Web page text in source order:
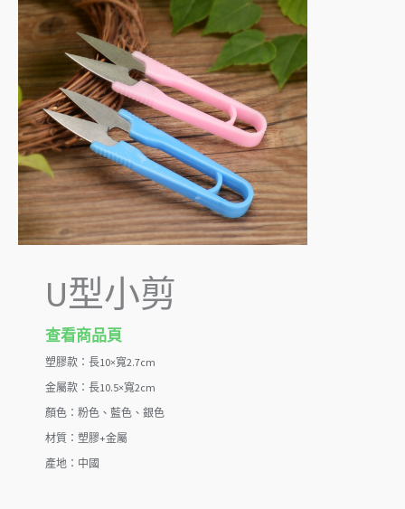
U型小剪
查看商品頁
塑膠款：長10×寬2.7cm
金屬款：長10.5×寬2cm
顏色：粉色、藍色、銀色
材質：塑膠+金屬
產地：中國